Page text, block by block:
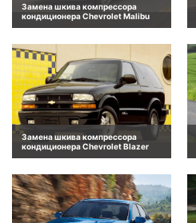
Замена шкива компрессора
кондиционера Chevrolet Malibu
Замена шкива компрессора
кондиционера Chevrolet Blazer